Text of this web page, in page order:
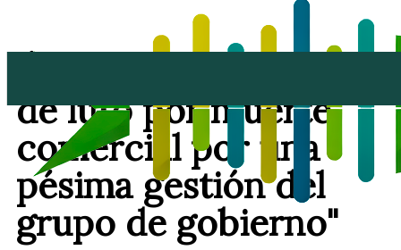
de luto por muerte
comercial por una
pésima gestión del
grupo de gobierno"